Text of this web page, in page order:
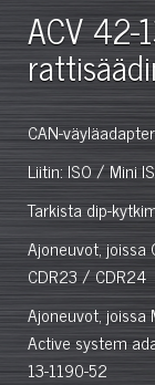
ACV 42-
CAN-
Liitin: ISO / Mini
Tarkista dip-
Ajoneuvot,
CDR23 / CDR24
Ajoneuvot, joissa
Active system
13-1190-52